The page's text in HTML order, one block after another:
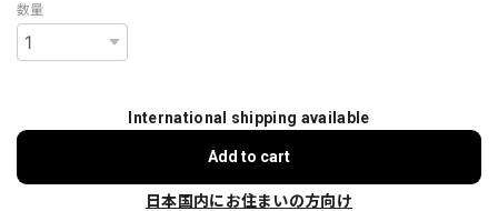
数量
International shipping available
Add to cart
日本国内にお住まいの方向け